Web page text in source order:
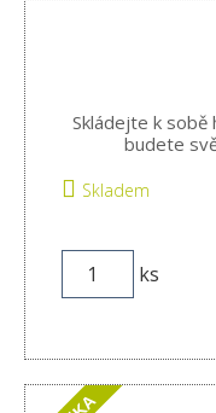
Skládejte k sobě
budete
Skladem
ks